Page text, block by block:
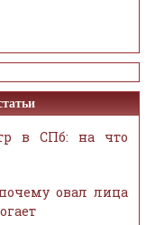
в СПб: на что
овал лица